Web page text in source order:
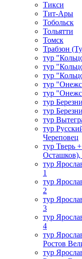
Тикси
Тит-Ары
Тобольск
Тольятти
Томск
Трабзон
тур
тур
тур
тур
тур
тур
тур
тур
тур
Череповец
тур Тверь
тур
1
тур
2
тур
3
тур
4
тур
Ростов
тур